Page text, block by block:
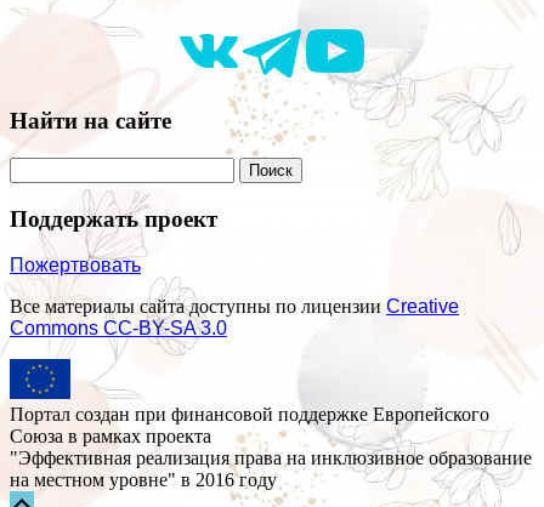
Найти на сайте
Поддержать проект
Пожертвовать
Все материалы сайта доступны по лицензии Creative
Commons СС-BY-SA 3.0
Портал создан при финансовой поддержке Европейского
Союза в рамках проекта
"Эффективная реализация права на инклюзивное образование
на местном уровне" в 2016 году